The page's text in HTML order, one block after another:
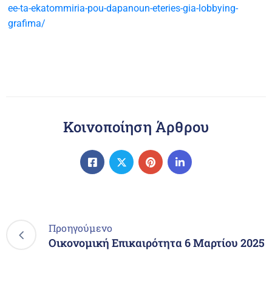
ee-ta-ekatommiria-pou-dapanoun-eteries-gia-lobbying-
grafima/
Κοινοποίηση Άρθρου
Προηγούμενο
Οικονομική Επικαιρότητα 6 Μαρτίου 2025